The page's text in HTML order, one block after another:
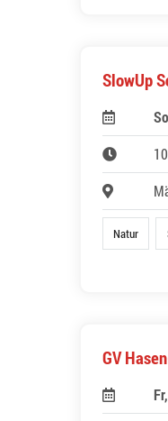
SlowUp
Natur
GV